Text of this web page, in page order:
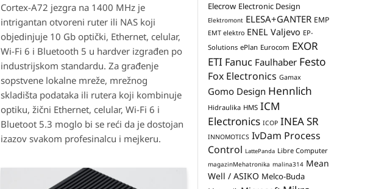
Cortex-A72 jezgra na 1400 MHz je
intrigantan otvoreni ruter ili NAS koji
objedinjuje 10 Gb optički, Ethernet, celular,
Wi-Fi 6 i Bluetooth 5 u hardver izgrađen po
industrijskom standardu. Za građenje
sopstvene lokalne mreže, mrežnog
skladišta podataka ili rutera koji kombinuje
optiku, žični Ethernet, celular, Wi-Fi 6 i
Bluetoot 5.3 moglo bi se reći da je dostojan
izazov svakom profesinalcu i mejkeru.
Elecrow Electronic Design
Elektromont ELESA+GANTER EMP
EMT elektro ENEL Valjevo EP-
Solutions ePlan Eurocom EXOR
ETI Fanuc Faulhaber Festo
Fox Electronics Gamax
Gomo Design Hennlich
Hidraulika HMS ICM
Electronics ICOP INEA SR
INNOMOTICS IvDam Process
Control LattePanda Libre Computer
magazinMehatronika malina314 Mean
Well / ASIKO Melco-Buda